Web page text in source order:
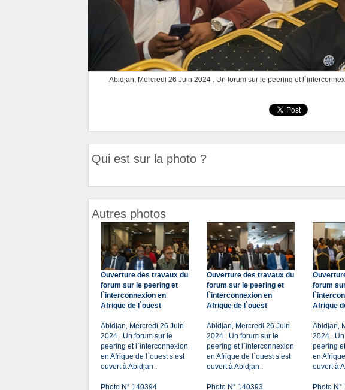
Abidjan, Mercredi 26 Juin 2024 . Un forum sur le peering et
Qui est sur la photo ?
Autres photos
Ouverture des travaux du
forum sur le peering et
l`interconnexion en
Afrique de l`ouest
Abidjan, Mercredi 26 Juin
2024 . Un forum sur le
peering et l`interconnexion
en Afrique de l`ouest s’est
ouvert à Abidjan .
Photo N° 140394
Ouverture des travaux du
forum sur le peering et
l`interconnexion en
Afrique de l`ouest
Abidjan, Mercredi 26 Juin
2024 . Un forum sur le
peering et l`interconnexion
en Afrique de l`ouest s’est
ouvert à Abidjan .
Photo N° 140393
forum
Afrique
Abidjan,
2024 .
peering
en
ouvert à
Photo N°